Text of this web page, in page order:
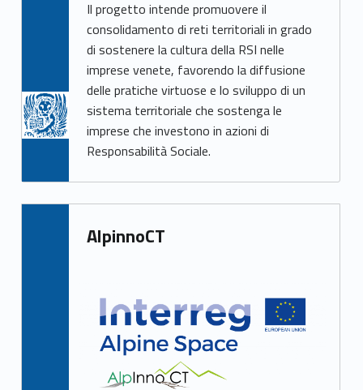
Il progetto intende promuovere il
consolidamento di reti territoriali in grado
di sostenere la cultura della RSI nelle
imprese venete, favorendo la diffusione
delle pratiche virtuose e lo sviluppo di un
sistema territoriale che sostenga le
imprese che investono in azioni di
Responsabilità Sociale.
AlpinnoCT